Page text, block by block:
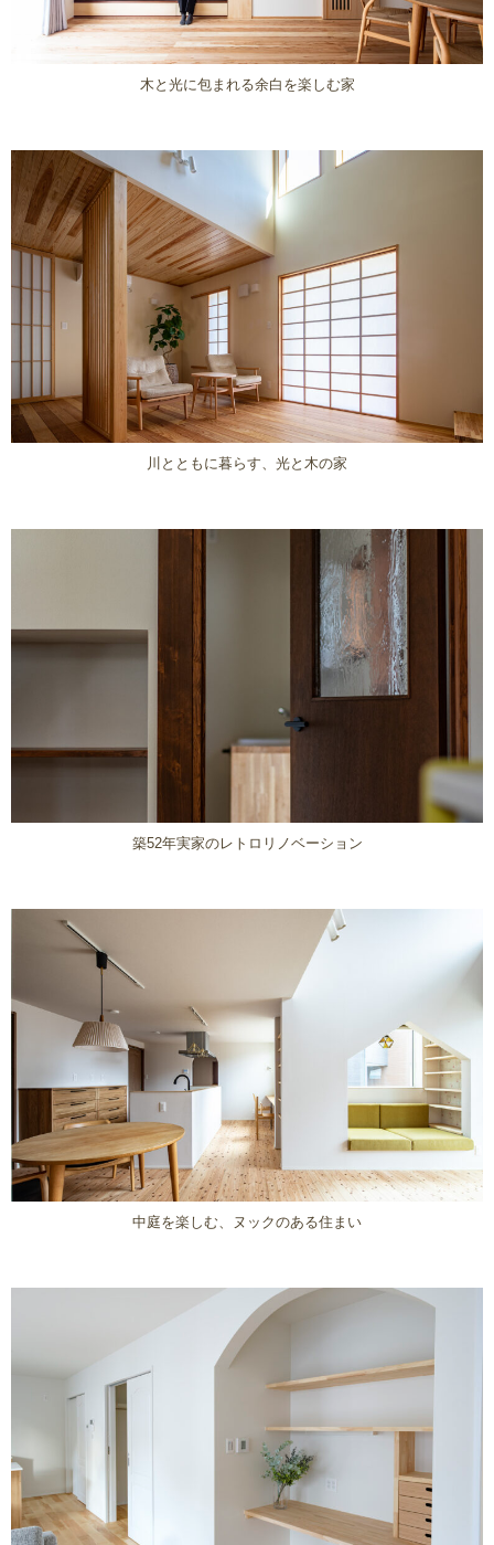
木と光に包まれる余白を楽しむ家
川とともに暮らす、光と木の家
築52年実家のレトロリノベーション
中庭を楽しむ、ヌックのある住まい